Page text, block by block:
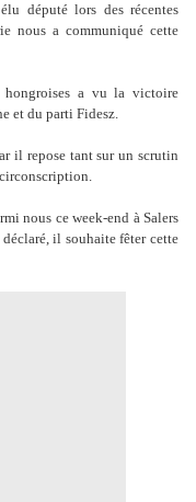
député lors des récentes
nous a communiqué cette
hongroises a vu la victoire
et du parti Fidesz.
il repose tant sur un scrutin
nous ce week-end à Salers
il souhaite fêter cette